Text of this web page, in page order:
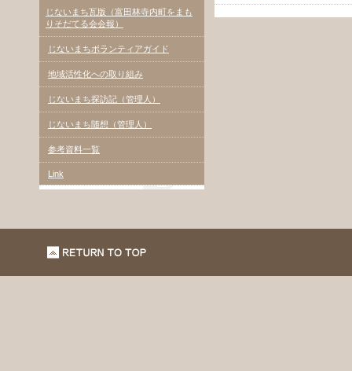
じないまち瓦版（富田林寺内町をまも
りそだてる会会報）
じないまちボランティアガイド
地域活性化への取り組み
じないまち探訪記（管理人）
じないまち随想（管理人）
参考資料一覧
Link